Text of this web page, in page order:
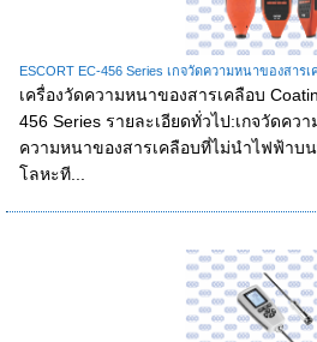
ESCORT EC-456 Series เกจวัดความหนาของสาร
เครื่องวัดความหนาของสารเคลือบ
456 Series รายละเอียดทั่วไป:เกจวัดค
ความหนาของสารเคลือบที่ไม่นำไฟฟ้าบ
โลหะที...